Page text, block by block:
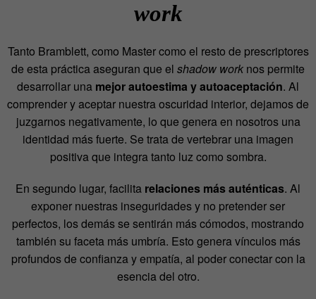
work
Tanto Bramblett, como Master como el resto de prescriptores
de esta práctica aseguran que el shadow work nos permite
desarrollar una mejor autoestima y autoaceptación. Al
comprender y aceptar nuestra oscuridad interior, dejamos de
juzgarnos negativamente, lo que genera en nosotros una
identidad más fuerte. Se trata de vertebrar una imagen
positiva que integra tanto luz como sombra.
En segundo lugar, facilita relaciones más auténticas. Al
exponer nuestras inseguridades y no pretender ser
perfectos, los demás se sentirán más cómodos, mostrando
también su faceta más umbría. Esto genera vínculos más
profundos de confianza y empatía, al poder conectar con la
esencia del otro.